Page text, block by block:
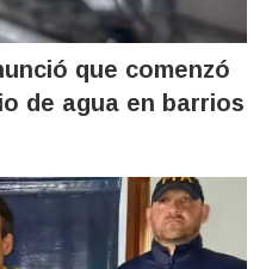
que comenzó
de agua en barrios